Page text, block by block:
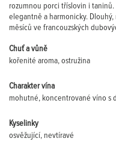
rozumnou porci tříslovin i
elegantně a harmonicky. Dlouhý,
měsíců ve francouzských
Chuť a vůně
kořenité aroma, ostružina
Charakter vína
mohutné, koncentrované víno s
Kyselinky
osvěžující, nevtíravé